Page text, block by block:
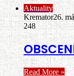
Aktuality
Kremator26.
248
Read More »